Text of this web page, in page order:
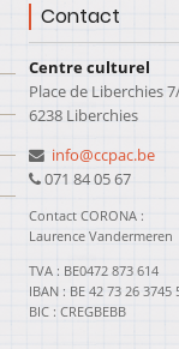
Contact
Centre culturel
Place de Liberchies
6238 Liberchies
info@ccpac.be
071 84 05 67
Contact CORONA :
Laurence Vandermeren
TVA : BE0472 873 614
IBAN : BE 42 73 26 3745
BIC : CREGBEBB